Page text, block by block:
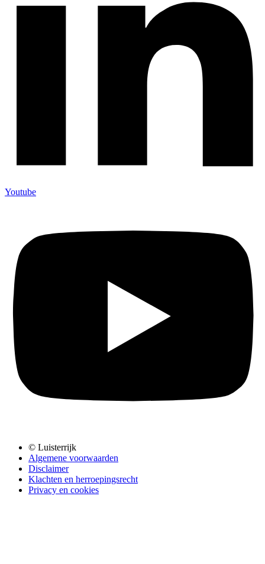
Youtube
© Luisterrijk
Algemene voorwaarden
Disclaimer
Klachten en herroepingsrecht
Privacy en cookies